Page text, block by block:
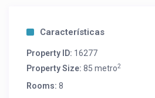
Características
Property ID: 16277
Property Size: 85 metro2
Rooms: 8